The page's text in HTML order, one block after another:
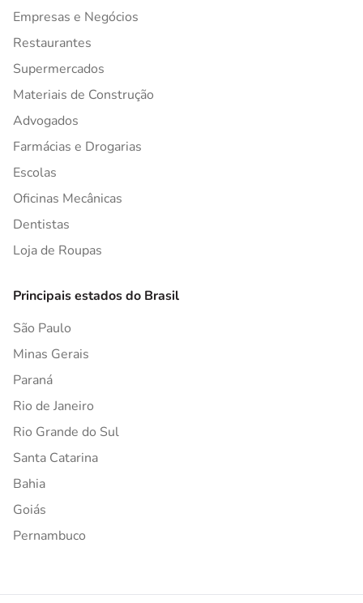
Empresas e Negócios
Restaurantes
Supermercados
Materiais de Construção
Advogados
Farmácias e Drogarias
Escolas
Oficinas Mecânicas
Dentistas
Loja de Roupas
Principais estados do Brasil
São Paulo
Minas Gerais
Paraná
Rio de Janeiro
Rio Grande do Sul
Santa Catarina
Bahia
Goiás
Pernambuco